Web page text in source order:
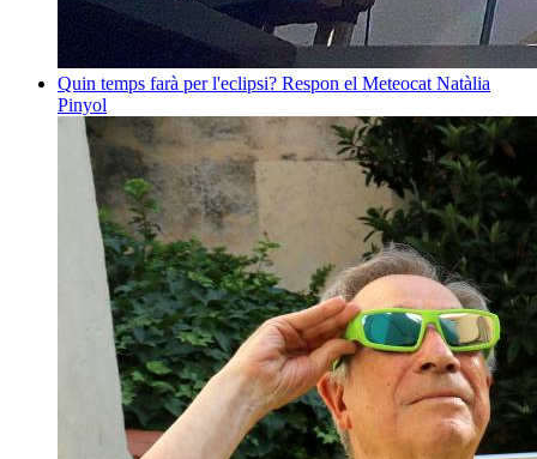
Quin temps farà per l'eclipsi? Respon el Meteocat Natàlia
Pinyol